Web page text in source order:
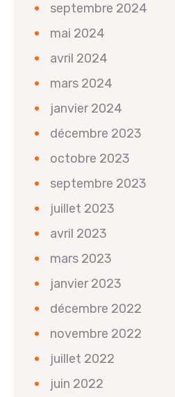
septembre 2024
mai 2024
avril 2024
mars 2024
janvier 2024
décembre 2023
octobre 2023
septembre 2023
juillet 2023
avril 2023
mars 2023
janvier 2023
décembre 2022
novembre 2022
juillet 2022
juin 2022